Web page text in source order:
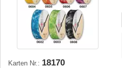
Karten Nr.: 18170